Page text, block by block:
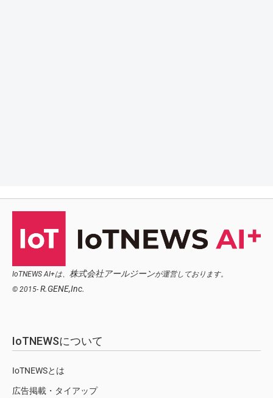
IoTNEWS AI+は、 株式会社アールジーンが運営しております。
© 2015- R.GENE,Inc.
IoTNEWSについて
IoTNEWSとは
広告掲載・タイアップ